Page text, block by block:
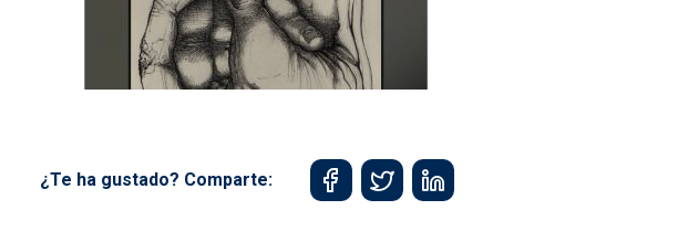
¿Te ha gustado? Comparte: